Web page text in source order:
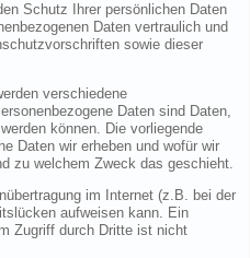
Schutz Ihrer persönlichen Daten
Daten vertraulich und
sowie dieser
verschiedene
Daten sind Daten,
können. Die vorliegende
Daten wir erheben und wofür wir
zu welchem Zweck das geschieht.
im Internet (z.B. bei der
aufweisen kann. Ein
Zugriff durch Dritte ist nicht